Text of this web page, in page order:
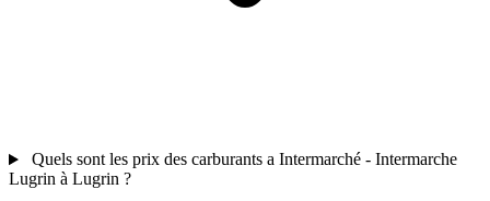
Quels sont les prix des carburants a Intermarché - Intermarche
Lugrin à Lugrin ?